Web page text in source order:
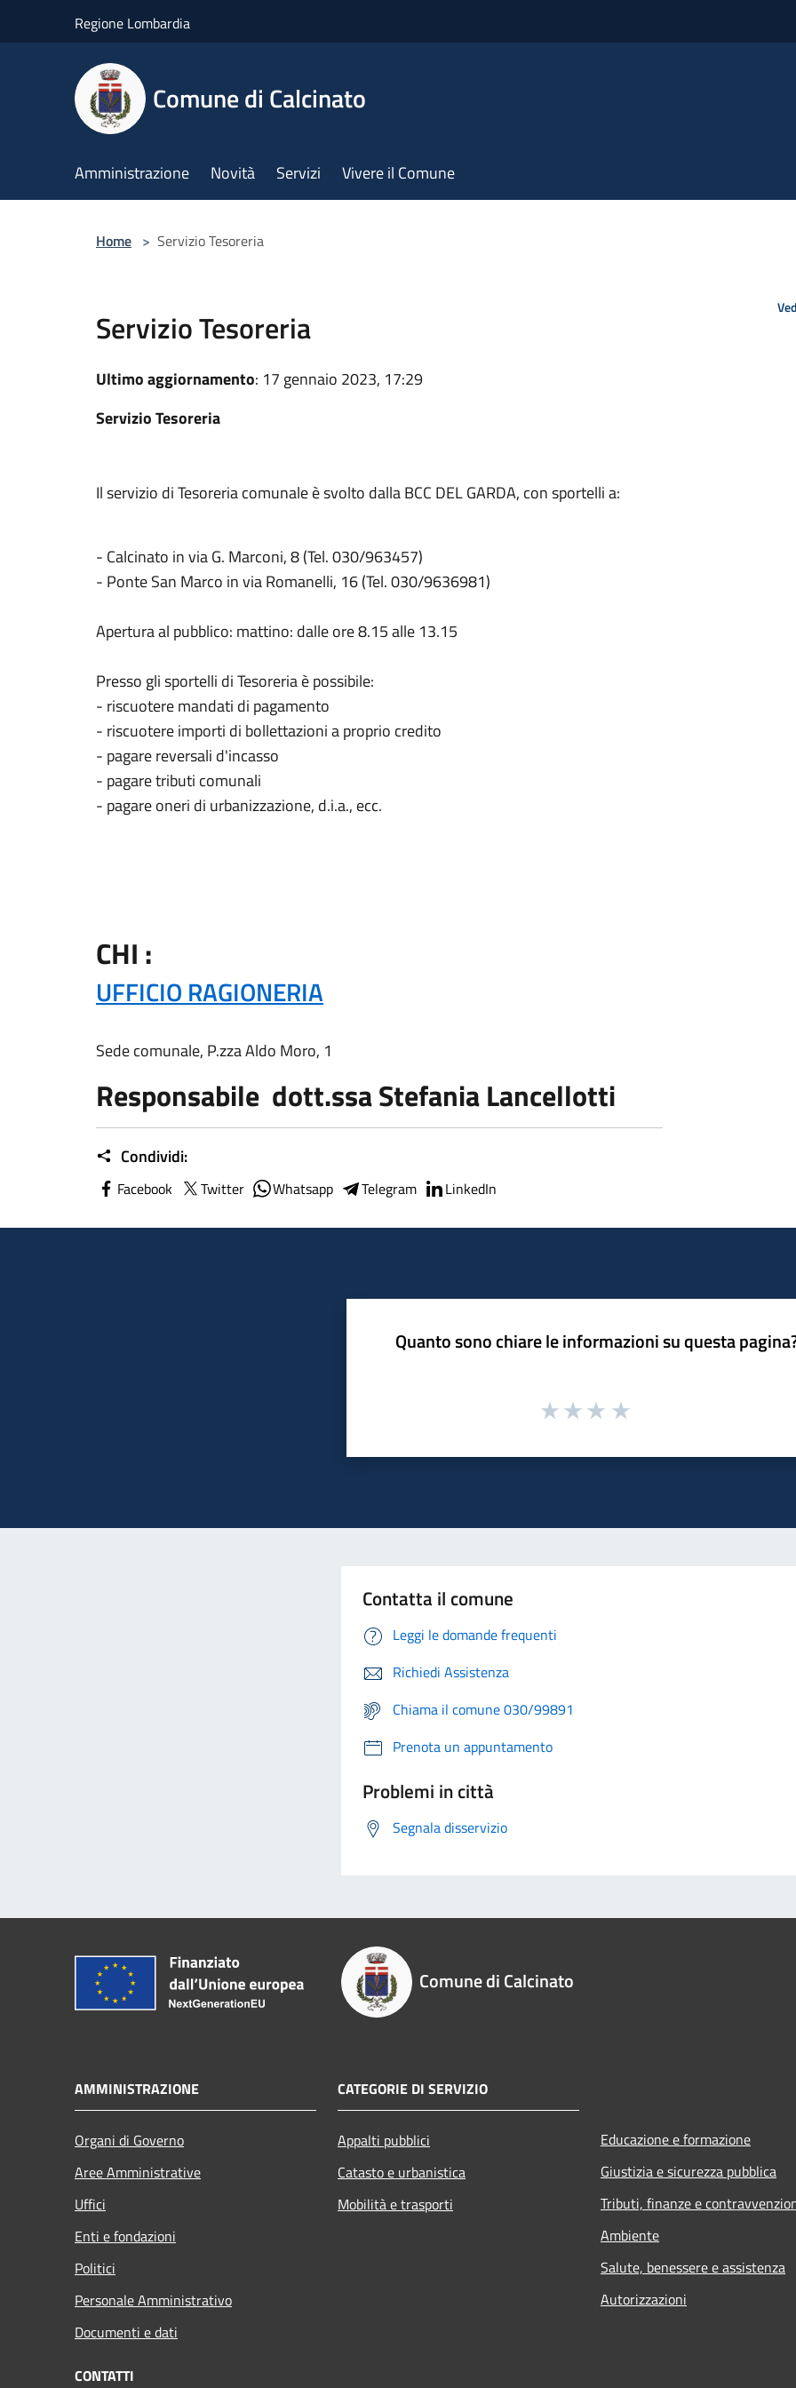
Regione Lombardia
Comune di Calcinato
Amministrazione Novità Servizi Vivere il Comune
Home > Servizio Tesoreria
Servizio Tesoreria
Ultimo aggiornamento: 17 gennaio 2023, 17:29
Servizio Tesoreria
Il servizio di Tesoreria comunale è svolto dalla BCC DEL GARDA, con sportelli a:
- Calcinato in via G. Marconi, 8 (Tel. 030/963457)
- Ponte San Marco in via Romanelli, 16 (Tel. 030/9636981)
Apertura al pubblico: mattino: dalle ore 8.15 alle 13.15
Presso gli sportelli di Tesoreria è possibile:
- riscuotere mandati di pagamento
- riscuotere importi di bollettazioni a proprio credito
- pagare reversali d'incasso
- pagare tributi comunali
- pagare oneri di urbanizzazione, d.i.a., ecc.
CHI :
UFFICIO RAGIONERIA
Sede comunale, P.zza Aldo Moro, 1
Responsabile dott.ssa Stefania Lancellotti
Condividi:
Facebook Twitter Whatsapp Telegram LinkedIn
Quanto sono chiare le informazioni su questa
Contatta il comune
Leggi le domande frequenti
Richiedi Assistenza
Chiama il comune 030/99891
Prenota un appuntamento
Problemi in città
Segnala disservizio
Comune di Calcinato
AMMINISTRAZIONE
Organi di Governo
Aree Amministrative
Uffici
Enti e fondazioni
Politici
Personale Amministrativo
Documenti e dati
CATEGORIE DI SERVIZIO
Appalti pubblici
Catasto e urbanistica
Mobilità e trasporti
Educazione e formazione
Giustizia e sicurezza pubblica
Tributi, finanze e
Ambiente
Salute, benessere e assistenza
Autorizzazioni
CONTATTI